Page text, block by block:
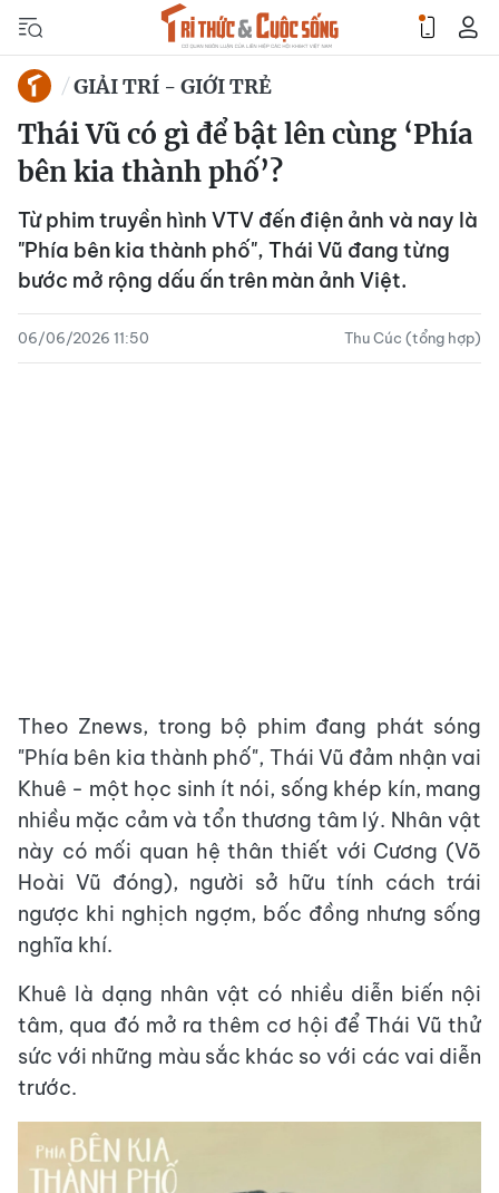
GIẢI TRÍ - GIỚI TRẺ
Thái Vũ có gì để bật lên cùng ‘Phía
bên kia thành phố’?
Từ phim truyền hình VTV đến điện ảnh và nay là
"Phía bên kia thành phố", Thái Vũ đang từng
bước mở rộng dấu ấn trên màn ảnh Việt.
06/06/2026 11:50 Thu Cúc (tổng hợp)
Theo Znews, trong bộ phim đang phát sóng
"Phía bên kia thành phố", Thái Vũ đảm nhận vai
Khuê - một học sinh ít nói, sống khép kín, mang
nhiều mặc cảm và tổn thương tâm lý. Nhân vật
này có mối quan hệ thân thiết với Cương (Võ
Hoài Vũ đóng), người sở hữu tính cách trái
ngược khi nghịch ngợm, bốc đồng nhưng sống
nghĩa khí.
Khuê là dạng nhân vật có nhiều diễn biến nội
tâm, qua đó mở ra thêm cơ hội để Thái Vũ thử
sức với những màu sắc khác so với các vai diễn
trước.